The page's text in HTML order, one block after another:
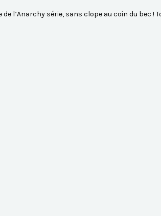
l’Anarchy série, sans clope au coin du bec !